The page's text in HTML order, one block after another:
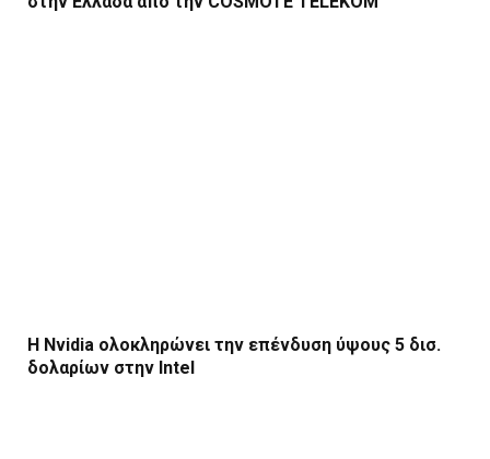
Η Nvidia ολοκληρώνει την επένδυση ύψους 5 δισ.
δολαρίων στην Intel